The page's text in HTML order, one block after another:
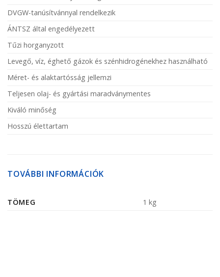
DVGW-tanúsítvánnyal rendelkezik
ÁNTSZ által engedélyezett
Tűzi horganyzott
Levegő, víz, éghető gázok és szénhidrogénekhez használható
Méret- és alaktartósság jellemzi
Teljesen olaj- és gyártási maradványmentes
Kiváló minőség
Hosszú élettartam
TOVÁBBI INFORMÁCIÓK
TÖMEG 1 kg